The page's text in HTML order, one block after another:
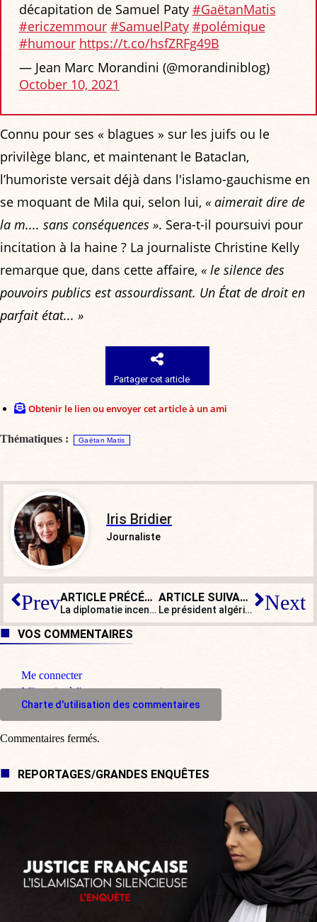
décapitation de Samuel Paty #GaëtanMatis
#ericzemmour #SamuelPaty #polémique
#humour https://t.co/hsfZRFg49B
— Jean Marc Morandini (@morandiniblog)
October 10, 2021
Connu pour ses « blagues » sur les juifs ou le
privilège blanc, et maintenant le Bataclan,
l’humoriste versait déjà dans l'islamo-gauchisme en
se moquant de Mila qui, selon lui, « aimerait dire de
la m.... sans conséquences ». Sera-t-il poursuivi pour
incitation à la haine ? La journaliste Christine Kelly
remarque que, dans cette affaire, « le silence des
pouvoirs publics est assourdissant. Un État de droit en
parfait état... »
Partager cet article
Obtenir le lien ou envoyer cet article à un ami
Thématiques : Gaëtan Matis
Iris Bridier
Journaliste
Prev ARTICLE PRÉCÉDENT
La diplomatie incendiaire d’Emmanuel Macron
ARTICLE SUIVANT
Le président algérien accuse Gérald Darmanin de « gros mensonge » Next
VOS COMMENTAIRES
Me connecter
M'inscrire à l'espace commentaire
Charte d'utilisation des commentaires
Commentaires fermés.
REPORTAGES/GRANDES ENQUÊTES